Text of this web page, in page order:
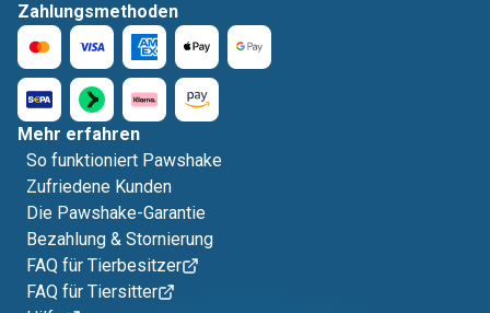
Zahlungsmethoden
Mehr erfahren
So funktioniert Pawshake
Zufriedene Kunden
Die Pawshake-Garantie
Bezahlung & Stornierung
FAQ für Tierbesitzer
FAQ für Tiersitter